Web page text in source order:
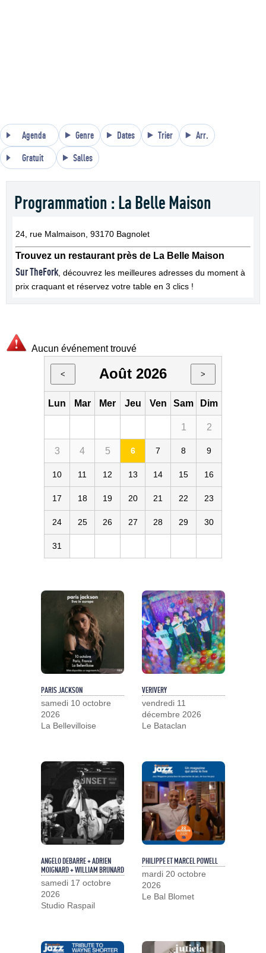
Agenda Genre Dates Trier Arr.
Gratuit Salles
Programmation : La Belle Maison
24, rue Malmaison, 93170 Bagnolet
Trouvez un restaurant près de La Belle Maison
Sur TheFork , découvrez les meilleures adresses du moment à
prix craquant et réservez votre table en 3 clics !
Aucun événement trouvé
< Août 2026 >
Lun Mar Mer Jeu Ven Sam Dim
1 2
3 4 5 6 7 8 9
10 11 12 13 14 15 16
17 18 19 20 21 22 23
24 25 26 27 28 29 30
31
PARIS JACKSON
samedi 10 octobre
2026
La Bellevilloise
VERIVERY
vendredi 11
décembre 2026
Le Bataclan
ANGELO DEBARRE + ADRIEN
MOIGNARD + WILLIAM BRUNARD
samedi 17 octobre
2026
Studio Raspail
PHILIPPE ET MARCEL POWELL
mardi 20 octobre
2026
Le Bal Blomet